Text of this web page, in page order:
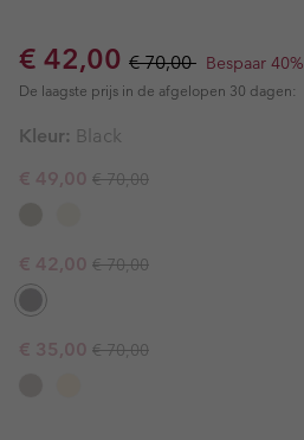
Sale price:
€ 42,00 Regular price:
€ 70,00 Bespaar 40%
De laagste prijs in de afgelopen 30 dagen:
Kleur: Black
Sale price:
€ 49,00 Regular price:
€ 70,00
Sale price:
€ 42,00 Regular price:
€ 70,00
Sale price:
€ 35,00 Regular price:
€ 70,00